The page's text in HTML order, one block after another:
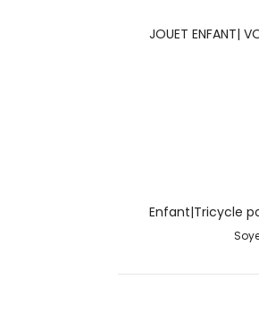
JOUET ENFANT|
Enfant|Tricycle